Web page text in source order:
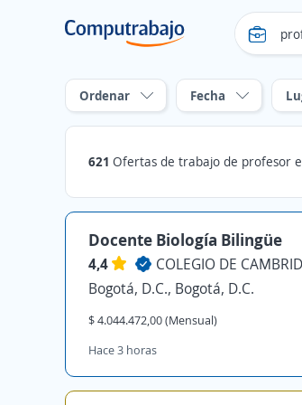
Ordenar Fecha
621 Ofertas de trabajo de profesor en
Docente Biología Bilingüe
4,4
COLEGIO DE
Bogotá, D.C., Bogotá, D.C.
$ 4.044.472,00 (Mensual)
Hace 3 horas